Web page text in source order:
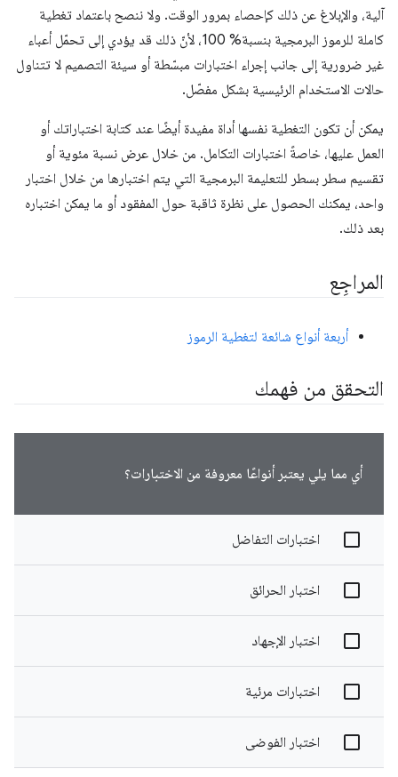
آلية، والإبلاغ عن ذلك كإحصاء بمرور الوقت. ولا ننصح باعتماد تغطية
كاملة للرموز البرمجية بنسبة% 100، لأنّ ذلك قد يؤدي إلى تحمّل أعباء
غير ضرورية إلى جانب إجراء اختبارات مبسّطة أو سيئة التصميم لا تتناول
حالات الاستخدام الرئيسية بشكل مفصّل.
يمكن أن تكون التغطية نفسها أداة مفيدة أيضًا عند كتابة اختباراتك أو
العمل عليها، خاصةً اختبارات التكامل. من خلال عرض نسبة مئوية أو
تقسيم سطر بسطر للتعليمة البرمجية التي يتم اختبارها من خلال اختبار
واحد، يمكنك الحصول على نظرة ثاقبة حول المفقود أو ما يمكن اختباره
بعد ذلك.
المراجِع
أربعة أنواع شائعة لتغطية الرموز
التحقق من فهمك
أي مما يلي يعتبر أنواعًا معروفة من الاختبارات؟
اختبارات التفاضل
اختبار الحرائق
اختبار الإجهاد
اختبارات مرئية
اختبار الفوضى